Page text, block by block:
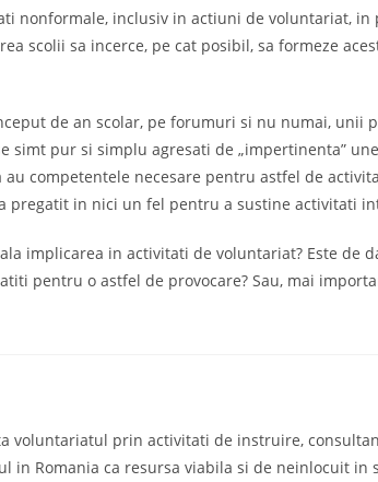
nonformale, inclusiv in actiuni de voluntariat,
scolii sa incerce, pe cat posibil, sa formeze
de an scolar, pe forumuri si nu numai, unii
simt pur si simplu agresati de „impertinenta”
competentele necesare pentru astfel de
pregatit in nici un fel pentru a sustine activitati
implicarea in activitati de voluntariat? Este
pentru o astfel de provocare? Sau, mai
voluntariatul prin activitati de instruire,
in Romania ca resursa viabila si de neinlocuit